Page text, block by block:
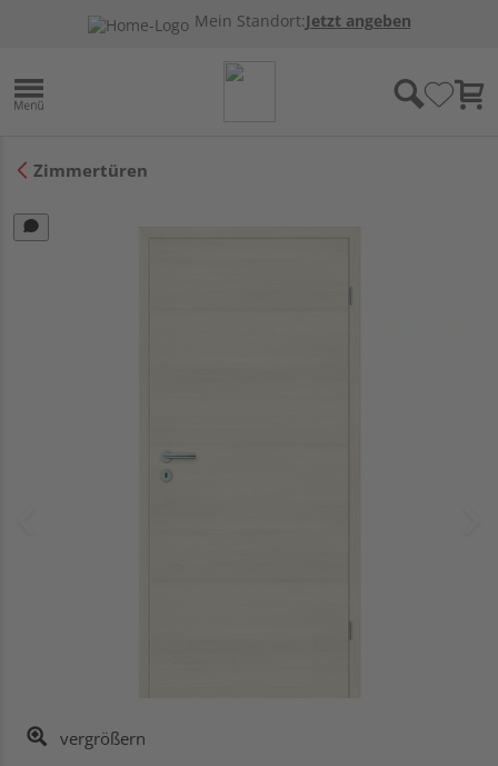
Mein Standort:Jetzt angeben
Zimmertüren
vergrößern